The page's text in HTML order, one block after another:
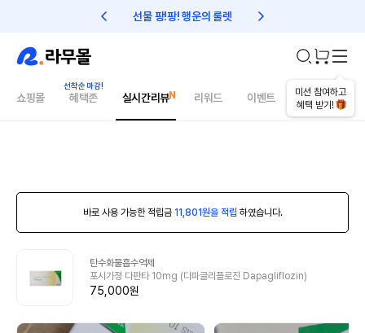
선물 팡!팡! 행운의 룰렛 친구초대 1만원 리워드!
미션 참여하고
혜택 받기!
쇼핑몰 혜택존 실시간리뷰 리워드 이벤트 건강매거진
바로 사용 가능한 적립금 11,801원을 적립 하였습니다.
탄수화물흡수억제
포시가정 다판타 10mg (다파글리플로진 Dapagliflozin)
75,000원